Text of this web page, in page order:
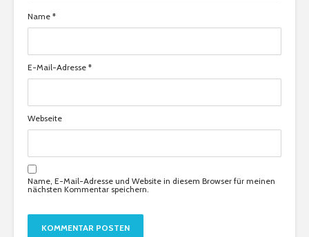
Name *
E-Mail-Adresse *
Webseite
Name, E-Mail-Adresse und Website in diesem Browser für meinen
nächsten Kommentar speichern.